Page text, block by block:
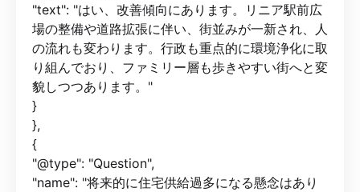
"text": "はい、改善傾向にあります。リニア駅前広
場の整備や道路拡張に伴い、街並みが一新され、人
の流れも変わります。行政も重点的に環境浄化に取
り組んでおり、ファミリー層も歩きやすい街へと変
貌しつつあります。"
}
},
{
"@type": "Question",
"name": "将来的に住宅供給過多になる懸念はあり